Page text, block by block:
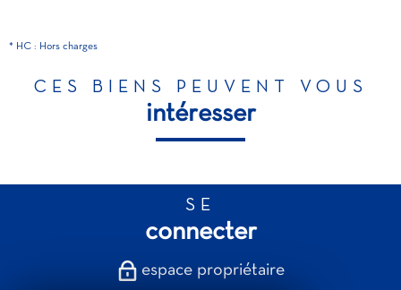
* HC : Hors charges
CES BIENS PEUVENT VOUS
intéresser
SE
connecter
espace propriétaire